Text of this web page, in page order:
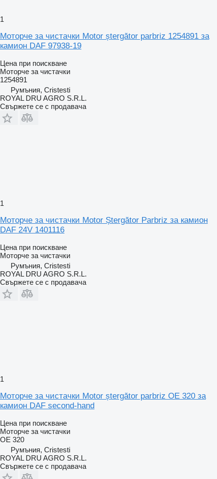
1
Моторче за чистачки Motor ștergător parbriz 1254891 за
камион DAF 97938-19
Цена при поискване
Моторче за чистачки
1254891
Румъния, Cristesti
ROYAL DRU AGRO S.R.L.
Свържете се с продавача
1
Моторче за чистачки Motor Ștergător Parbriz за камион
DAF 24V 1401116
Цена при поискване
Моторче за чистачки
Румъния, Cristesti
ROYAL DRU AGRO S.R.L.
Свържете се с продавача
1
Моторче за чистачки Motor ștergător parbriz OE 320 за
камион DAF second-hand
Цена при поискване
Моторче за чистачки
OE 320
Румъния, Cristesti
ROYAL DRU AGRO S.R.L.
Свържете се с продавача